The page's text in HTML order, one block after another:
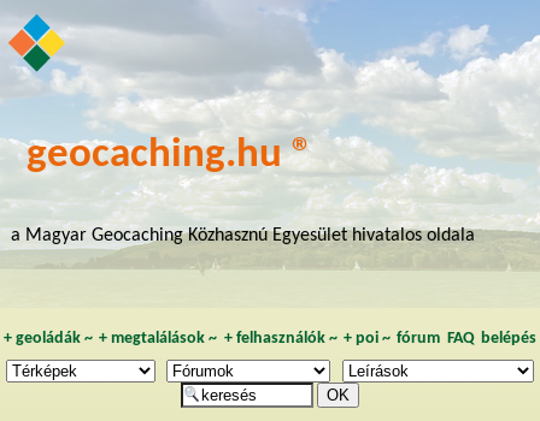
geocaching.hu ®
a Magyar Geocaching Közhasznú Egyesület hivatalos oldala
+ geoládák~ +megtalálások ~ + felhasználók~ + poi~ fórum FAQ belépés